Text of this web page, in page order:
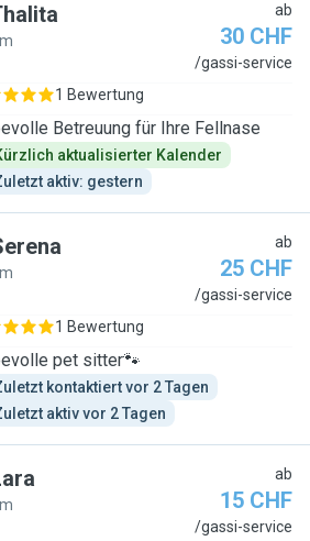
ab
30 CHF
/gassi-service
1 Bewertung
Betreuung für Ihre Fellnase
aktualisierter Kalender
aktiv: gestern
ab
25 CHF
/gassi-service
1 Bewertung
pet sitter🐾
kontaktiert vor 2 Tagen
aktiv vor 2 Tagen
ab
15 CHF
/gassi-service